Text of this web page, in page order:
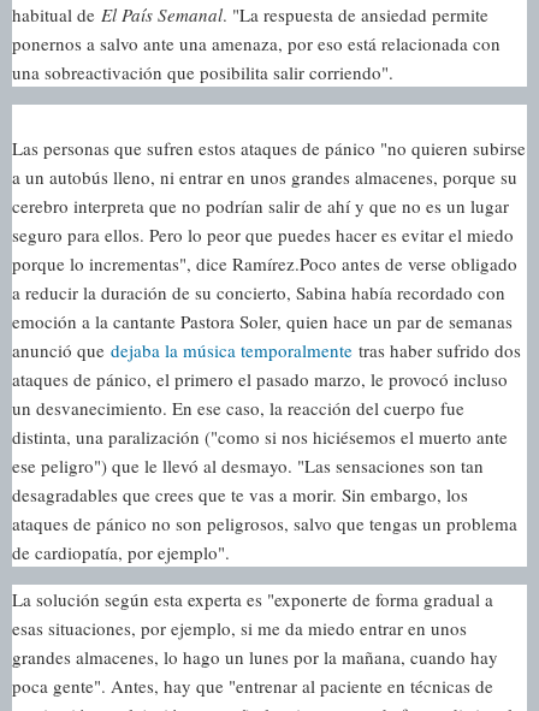
habitual de El País Semanal. "La respuesta de ansiedad permite
ponernos a salvo ante una amenaza, por eso está relacionada con
una sobreactivación que posibilita salir corriendo".
Las personas que sufren estos ataques de pánico "no quieren subirse
a un autobús lleno, ni entrar en unos grandes almacenes, porque su
cerebro interpreta que no podrían salir de ahí y que no es un lugar
seguro para ellos. Pero lo peor que puedes hacer es evitar el miedo
porque lo incrementas", dice Ramírez.Poco antes de verse obligado
a reducir la duración de su concierto, Sabina había recordado con
emoción a la cantante Pastora Soler, quien hace un par de semanas
anunció que dejaba la música temporalmente tras haber sufrido dos
ataques de pánico, el primero el pasado marzo, le provocó incluso
un desvanecimiento. En ese caso, la reacción del cuerpo fue
distinta, una paralización ("como si nos hiciésemos el muerto ante
ese peligro") que le llevó al desmayo. "Las sensaciones son tan
desagradables que crees que te vas a morir. Sin embargo, los
ataques de pánico no son peligrosos, salvo que tengas un problema
de cardiopatía, por ejemplo".
La solución según esta experta es "exponerte de forma gradual a
esas situaciones, por ejemplo, si me da miedo entrar en unos
grandes almacenes, lo hago un lunes por la mañana, cuando hay
poca gente". Antes, hay que "entrenar al paciente en técnicas de